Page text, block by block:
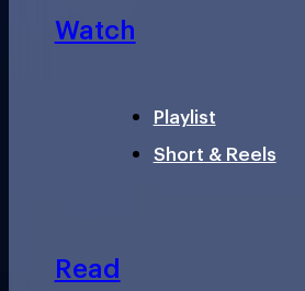
Watch
Playlist
Short & Reels
Read